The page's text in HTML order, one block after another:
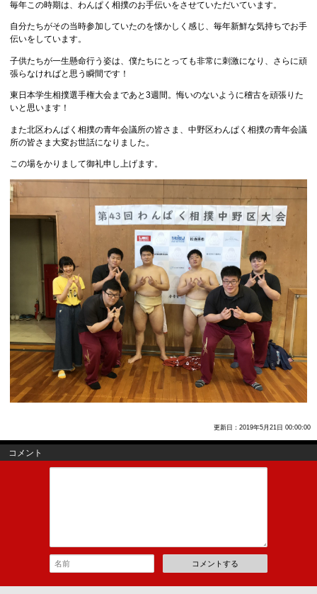
毎年この時期は、わんぱく相撲のお手伝いをさせていただいています。
自分たちがその当時参加していたのを懐かしく感じ、毎年新鮮な気持ちでお手
伝いをしています。
子供たちが一生懸命行う姿は、僕たちにとっても非常に刺激になり、さらに頑
張らなければと思う瞬間です！
東日本学生相撲選手権大会まであと3週間。悔いのないように稽古を頑張りた
いと思います！
また北区わんぱく相撲の青年会議所の皆さま、中野区わんぱく相撲の青年会議
所の皆さま大変お世話になりました。
この場をかりまして御礼申し上げます。
更新日：2019年5月21日 00:00:00
コメント
コメントする